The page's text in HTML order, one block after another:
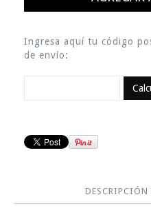
Ingresa aquí tu código
de envío:
DESCRIPCIÓN